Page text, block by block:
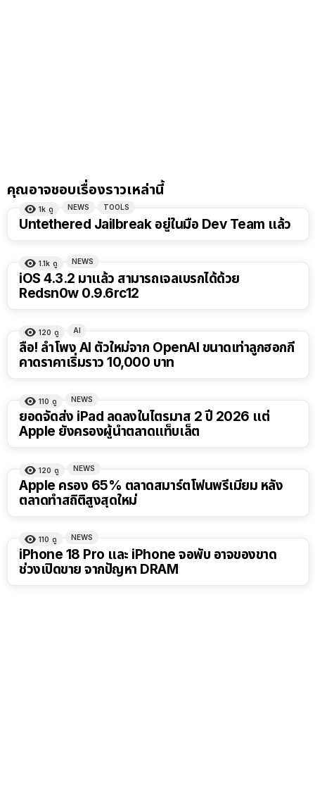
คุณอาจชอบเรื่องราวเหล่านี้
1k ดู NEWS TOOLS
Untethered Jailbreak อยู่ในมือ Dev Team แล้ว
1.1k ดู NEWS
iOS 4.3.2 มาแล้ว สามารถเจลเบรกได้ด้วย
Redsn0w 0.9.6rc12
120 ดู AI
ลือ! ลำโพง AI ตัวใหม่จาก OpenAI ขนาดเท่าลูกฮอกกี้
คาดราคาเริ่มราว 10,000 บาท
110 ดู NEWS
ยอดจัดส่ง iPad ลดลงในไตรมาส 2 ปี 2026 แต่
Apple ยังครองผู้นำตลาดแท็บเล็ต
120 ดู NEWS
Apple ครอง 65% ตลาดสมาร์ตโฟนพรีเมียม หลัง
ตลาดทำสถิติสูงสุดใหม่
110 ดู NEWS
iPhone 18 Pro และ iPhone จอพับ อาจของขาด
ช่วงเปิดขาย จากปัญหา DRAM